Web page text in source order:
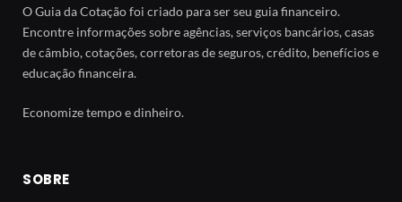
O Guia da Cotação foi criado para ser seu guia financeiro.
Encontre informações sobre agências, serviços bancários, casas
de câmbio, cotações, corretoras de seguros, crédito, benefícios e
educação financeira.
Economize tempo e dinheiro.
SOBRE